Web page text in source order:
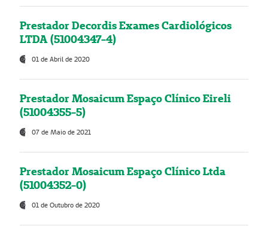
Prestador Decordis Exames Cardiológicos
LTDA (51004347-4)
01 de Abril de 2020
Prestador Mosaicum Espaço Clínico Eireli
(51004355-5)
07 de Maio de 2021
Prestador Mosaicum Espaço Clínico Ltda
(51004352-0)
01 de Outubro de 2020